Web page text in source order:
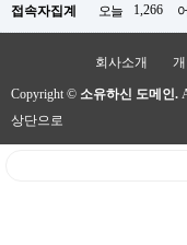
접속자집계 오늘 1,266
회사소개
Copyright © 소유하신 도메인.
상단으로